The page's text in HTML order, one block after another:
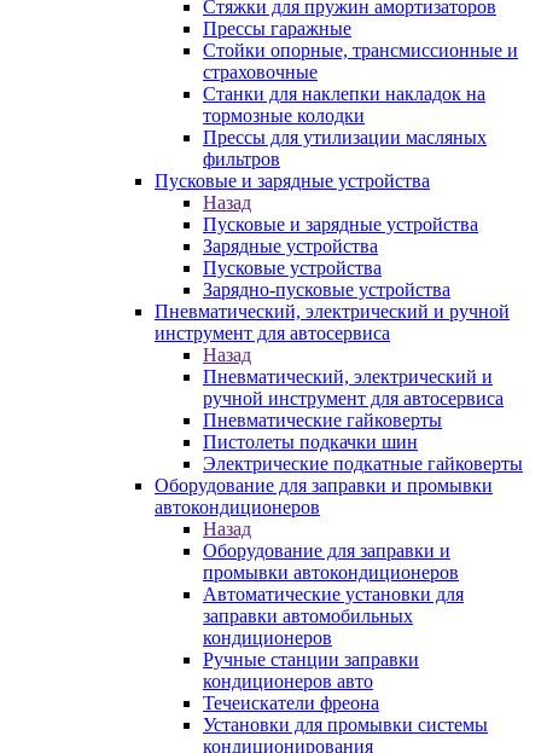
Стяжки для пружин амортизаторов
Прессы гаражные
Стойки опорные, трансмиссионные и
страховочные
Станки для наклепки накладок на
тормозные колодки
Прессы для утилизации масляных
фильтров
Пусковые и зарядные устройства
Назад
Пусковые и зарядные устройства
Зарядные устройства
Пусковые устройства
Зарядно-пусковые устройства
Пневматический, электрический и ручной
инструмент для автосервиса
Назад
Пневматический, электрический и
ручной инструмент для автосервиса
Пневматические гайковерты
Пистолеты подкачки шин
Электрические подкатные гайковерты
Оборудование для заправки и промывки
автокондиционеров
Назад
Оборудование для заправки и
промывки автокондиционеров
Автоматические установки для
заправки автомобильных
кондиционеров
Ручные станции заправки
кондиционеров авто
Течеискатели фреона
Установки для промывки системы
кондиционирования